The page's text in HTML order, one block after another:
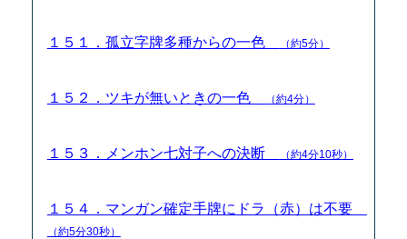
１５１．孤立字牌多種からの一色 （約5分）
１５２．ツキが無いときの一色 （約4分）
１５３．メンホン七対子への決断 （約4分10秒）
１５４．マンガン確定手牌にドラ（赤）は不要
（約5分30秒）